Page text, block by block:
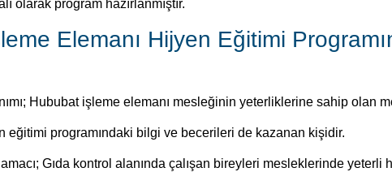
eğitimi programındaki bilgi ve becerileri de kazanan kişidir.
amacı; Gıda kontrol alanında çalışan bireyleri mesleklerinde yeterli
kursiyerler;
alanında,
ve paketleme,
ve nişasta,